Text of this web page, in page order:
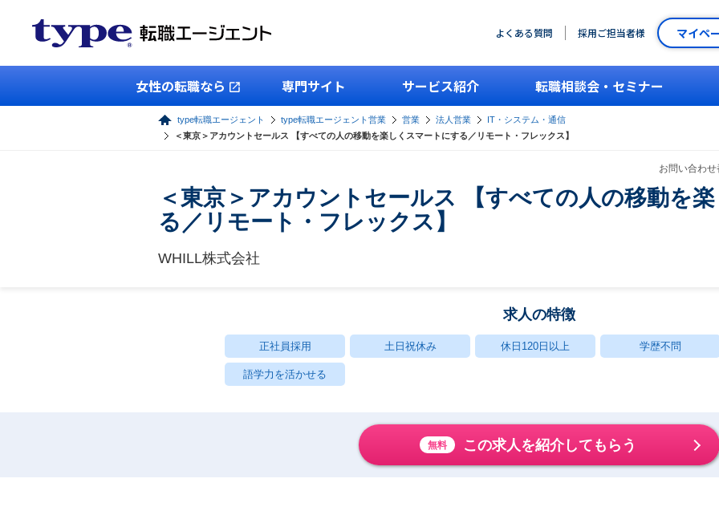
よくある質問 採用ご担当者様 マイペ
女性の転職なら 専門サイト サービス紹介 転職相談会・セミナー
type転職エージェント type転職エージェント営業 営業 法人営業
IT・システム・通信
＜東京＞アカウントセールス 【すべての人の移動を楽しくスマートにする／リモート・フレックス】
お問い合わ
＜東京＞アカウントセールス 【すべての人の移動を
る／リモート・フレックス】
WHILL株式会社
求人の特徴
正社員採用 土日祝休み 休日120日以上 学歴不問
語学力を活かせる
無料 この求人を紹介してもらう